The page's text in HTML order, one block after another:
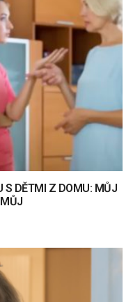
S DĚTMI Z DOMU: MŮJ